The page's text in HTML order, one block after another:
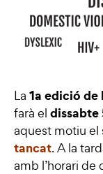
La 1a edició
farà el dissabte
aquest motiu el
tancat. A la
amb l’horari de